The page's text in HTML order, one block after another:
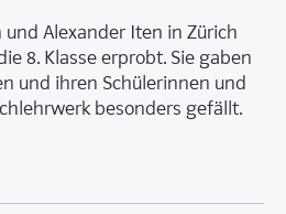
und Alexander Iten in Zürich
8. Klasse erprobt. Sie gaben
und ihren Schülerinnen und
besonders gefällt.